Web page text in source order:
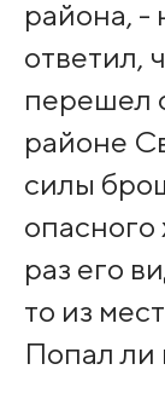
района, -
ответил,
перешел
районе
силы
раз его
то из
Попал ли